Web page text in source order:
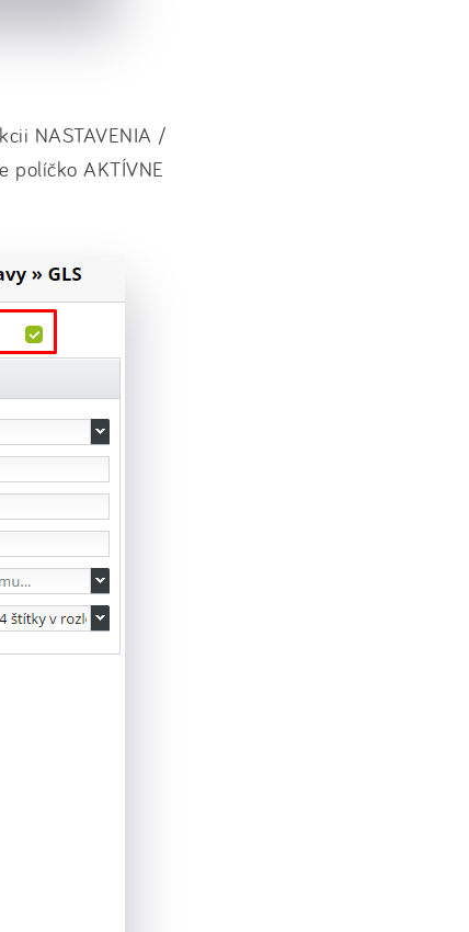
NASTAVENIA /
políčko AKTÍVNE